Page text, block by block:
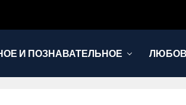
И ПОЗНАВАТЕЛЬНОЕ